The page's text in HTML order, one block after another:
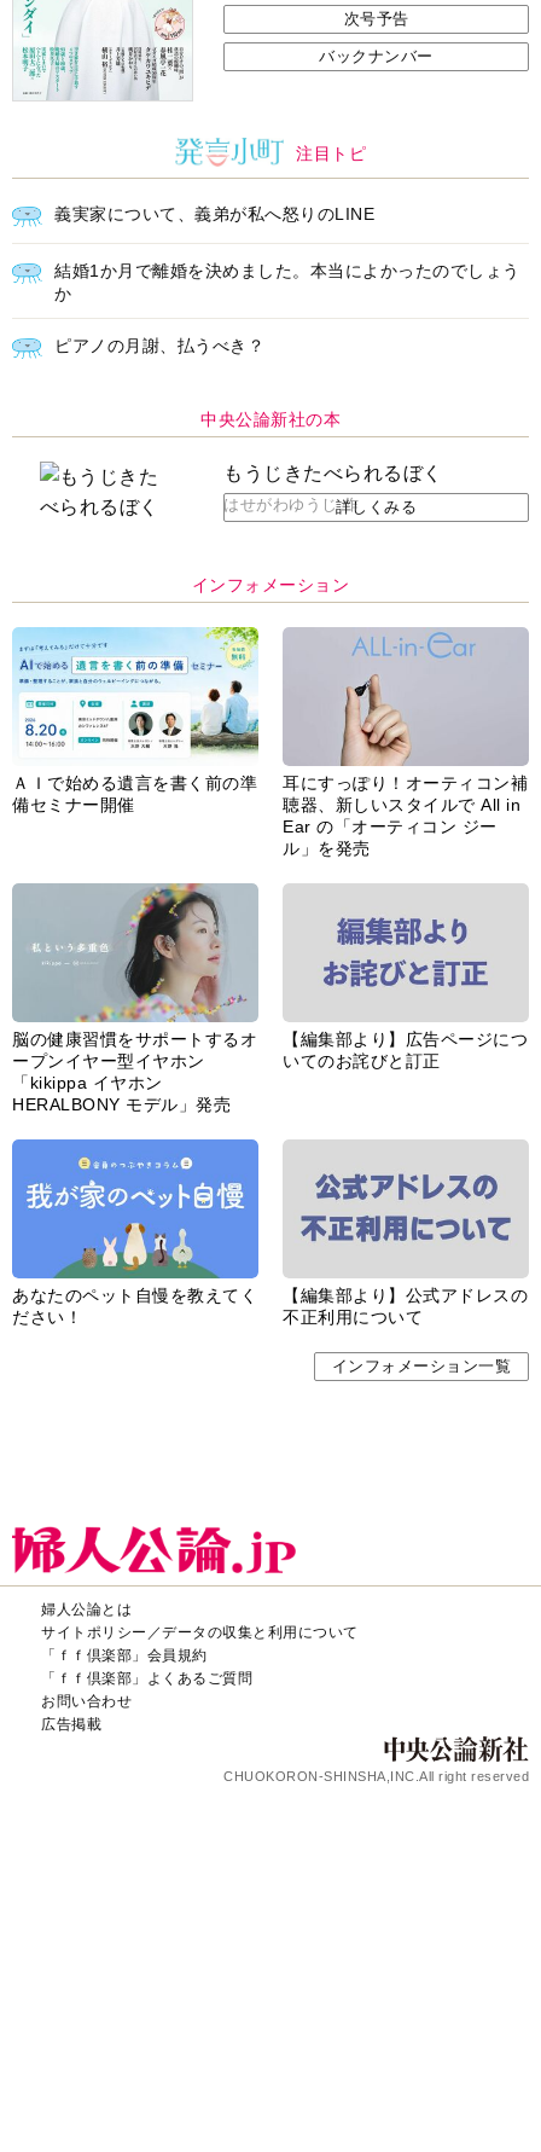
次号予告
バックナンバー
注目トピ
義実家について、義弟が私へ怒りのLINE
結婚1か月で離婚を決めました。本当によかったのでしょう
か
ピアノの月謝、払うべき？
中央公論新社の本
もうじきたべられるぼく
はせがわゆうじ 作詳しくみる
インフォメーション
ＡＩで始める遺言を書く前の準
備セミナー開催
耳にすっぽり！オーティコン補
聴器、新しいスタイルで All in
Ear の「オーティコン ジー
ル」を発売
脳の健康習慣をサポートするオ
ープンイヤー型イヤホン
「kikippa イヤホン
HERALBONY モデル」発売
【編集部より】広告ページにつ
いてのお詫びと訂正
あなたのペット自慢を教えてく
ださい！
【編集部より】公式アドレスの
不正利用について
インフォメーション一覧
婦人公論とは
サイトポリシー／データの収集と利用について
「ｆｆ倶楽部」会員規約
「ｆｆ倶楽部」よくあるご質問
お問い合わせ
広告掲載
CHUOKORON-SHINSHA,INC.All right reserved